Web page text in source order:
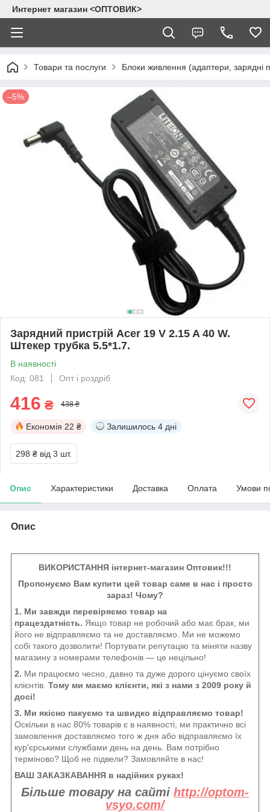
Интернет магазин <ОПТОВИК>
Товари та послуги Блоки живлення (адаптери, зарядні
–5%
Зарядний пристрій Acer 19 V 2.15 A 40 W.
Штекер трубка 5.5*1.7.
В наявності
Код: 081
Опт і роздріб
416 ₴ 438 ₴
Економія 22 ₴ Залишилось 4 дні
298 ₴ від 3 шт.
Опис Характеристики Доставка Оплата Умови
Опис
ВИКОРИСТАННЯ інтернет-магазин Оптовик!!!
Пропонуємо Вам купити цей товар саме в нас і просто
зараз! Чому?
1. Ми завжди перевіряємо товар на
працездатність. Якщо товар не робочий або має брак, ми
його не відправляємо та не доставляємо. Ми не можемо
собі такого дозволити! Портувати репутацію та міняти назву
магазину з номерами телефонів — це нецільно!
2. Ми працюємо чесно, давно та дуже дорого цінуємо своїх
клієнтів. Тому ми маємо клієнти, які з нами з 2009 року й
досі!
3. Ми якісно пакуємо та швидко відправляємо товар!
Оскільки в нас 80% товарів є в наявності, ми практично всі
замовлення доставляємо того ж дня або відправляємо їх
кур'єрськими службами день на день. Вам потрібно
терміново? Щоб не підвели? Замовляйте в нас!
ВАШ ЗАКАЗКАВАННЯ в надійних руках!
Більше товару на сайті http://optom-
vsyo.com/